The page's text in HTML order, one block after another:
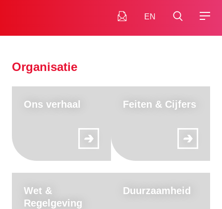
EN
Organisatie
Ons verhaal Feiten & Cijfers
Wet &
Regelgeving
Duurzaamheid